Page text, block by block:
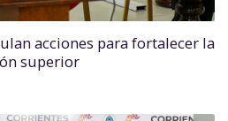
acciones para fortalecer la
superior